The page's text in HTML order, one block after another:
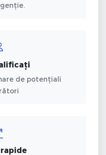
de potențiali